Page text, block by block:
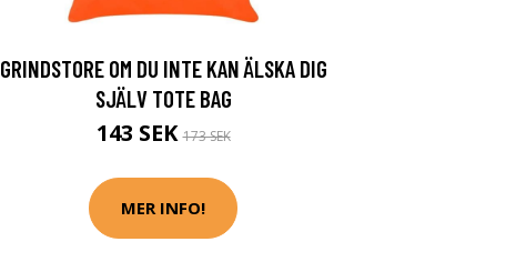
GRINDSTORE OM DU INTE KAN ÄLSKA DIG
SJÄLV TOTE BAG
143 SEK173 SEK
MER INFO!